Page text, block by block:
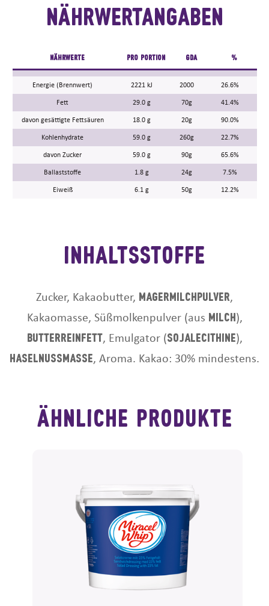
Nährwertangaben
NÄHRWERTE PRO PORTION GDA %
Energie (Brennwert) 2221 kJ 2000 26.6%
Fett 29.0 g 70g 41.4%
davon gesättigte Fettsäuren 18.0 g 20g 90.0%
Kohlenhydrate 59.0 g 260g 22.7%
davon Zucker 59.0 g 90g 65.6%
Ballaststoffe 1.8 g 24g 7.5%
Eiweiß 6.1 g 50g 12.2%
Inhaltsstoffe
Zucker, Kakaobutter, Magermilchpulver,
Kakaomasse, Süßmolkenpulver (aus Milch),
Butterreinfett, Emulgator (Sojalecithine),
Haselnussmasse, Aroma. Kakao: 30% mindestens.
ähnliche produkte